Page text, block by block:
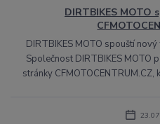
DIRTBIKES MOTO
DIRTBIKES MOTO spouští
Společnost DIRTBIKES MOTO
stránky CFMOTOCENTRUM.CZ,